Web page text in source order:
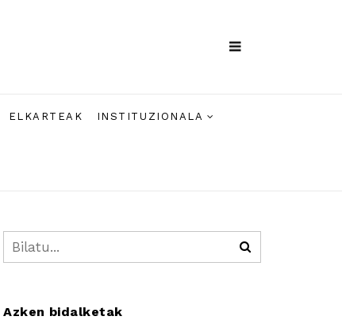
ELKARTEAK INSTITUZIONALA
Azken bidalketak